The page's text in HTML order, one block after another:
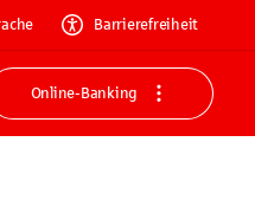
Barrierefreiheit
Online-Banking